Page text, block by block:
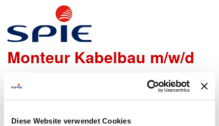
Diese Website verwendet Cookies
Tiefbaufacharbeiter /
Monteur Kabelbau m/w/d
Wir freuen uns sehr, dass Du Dich bei uns bewerben
möchtest!
Um den Bewerbungsprozess für Dich so einfach wie